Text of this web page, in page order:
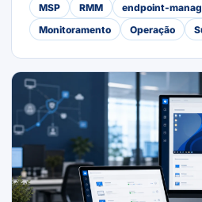
MSP RMM endpoint-
Monitoramento
Operação